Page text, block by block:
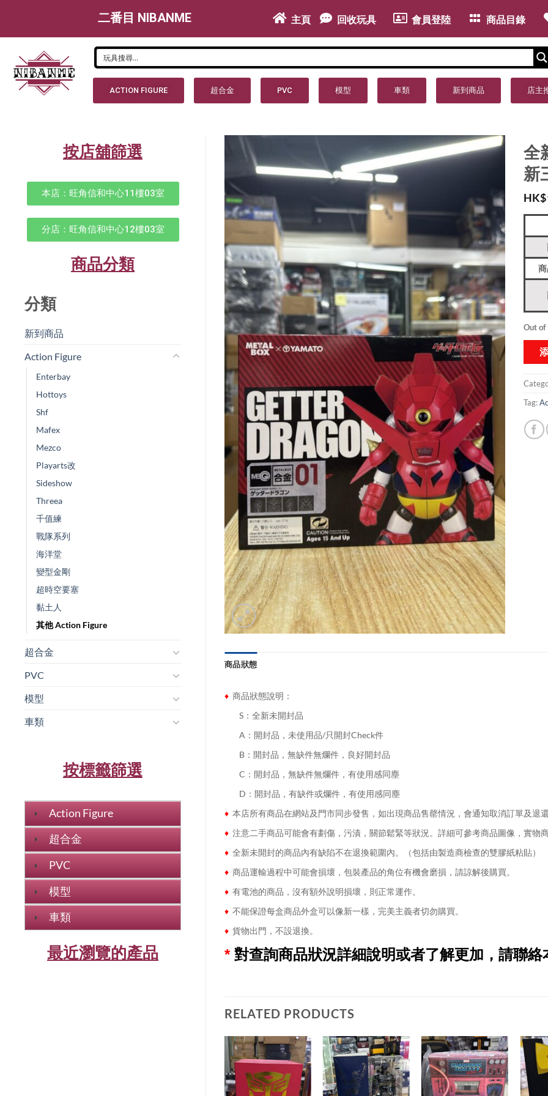
二番目 NIBANME 主頁 回收玩具 會員登陸 商品目錄
ACTION FIGURE 超合金 PVC 模型 車類 新到商品 店主
按店舖篩選
本店：旺角信和中心11樓03室
分店：旺角信和中心12樓03室
商品分類
分類
新到商品​
Action Figure
Enterbay
Hottoys
Shf
Mafex
Mezco
Playarts改
Sideshow
Threea
千值練
戰隊系列
海洋堂
變型金剛
超時空要塞
黏土人
其他 Action Figure
超合金
PVC
模型
車類
按標籤篩選
Action Figure
超合金
PVC
模型
車類
最近瀏覽的產品
全
新
HK$
Out of
Tag:
商品狀態
♦ 商品狀態說明：
S：全新未開封品
A：開封品，未使用品/只開封Check件
B：開封品，無缺件無爛件，良好開封品
C：開封品，無缺件無爛件，有使用感同塵
D：開封品，有缺件或爛件，有使用感同塵
♦ 本店所有商品在網站及門市同步發售，如出現商品售罄情況，會通知取消訂單及退還
♦ 注意二手商品可能會有劃傷，污漬，關節鬆緊等狀況。詳細可參考商品圖像，實物
♦ 全新未開封的商品內有缺陷不在退換範圍內。（包括由製造商檢查的雙膠紙粘貼）
♦ 商品運輸過程中可能會損壞，包裝產品的角位有機會磨損，請諒解後購買。
♦ 有電池的商品，沒有額外說明損壞，則正常運作。
♦ 不能保證每盒商品外盒可以像新一樣，完美主義者切勿購買。
♦ 貨物出門，不設退換。
* 對查詢商品狀況詳細說明或者了解更加，請聯絡
RELATED PRODUCTS